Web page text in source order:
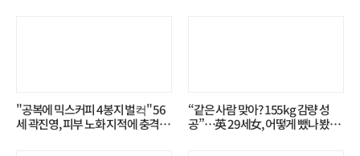
"공복에 믹스커피 4봉지 벌컥" 56
세 곽진영, 피부 노화 지적에 충격…
“같은 사람 맞아? 155kg 감량 성
공”…英 29세女, 어떻게 뺐나 봤더